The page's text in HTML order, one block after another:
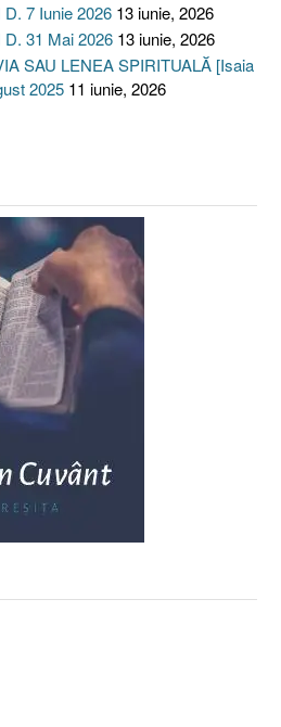
7 Iunie 2026 13 iunie, 2026
D. 31 Mai 2026 13 iunie, 2026
SAU LENEA SPIRITUALĂ [Isaia
2025 11 iunie, 2026